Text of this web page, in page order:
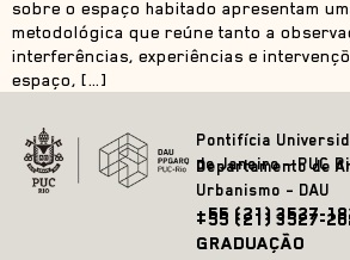
sobre o espaço habitado apresentam
metodológica que reúne tanto a
interferências, experiências e
espaço, […]
Pontifícia
de Janeiro – PUC
Departamento de
Urbanismo – DAU
+55 (21) 3527-
+55 (21) 3527-
GRADUAÇÃO